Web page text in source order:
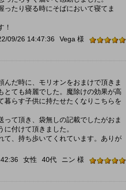
ったり寝る時にそばにおいて寝てま
！
Vega 様
09/26 14:47:36
だ時に、モリオンをおまけで頂きま
とても綺麗でした。魔除けの効果が高
暮らす子供に持たせたくなりこちらを
て頂き、袋無しの記載でしたがおま
付けて頂きました。
、持ち歩いてくれています。ありが
ニン 様
40代
女性